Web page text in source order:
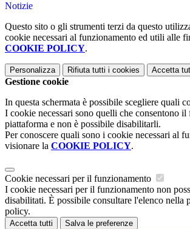
Notizie
Questo sito o gli strumenti terzi da questo
cookie necessari al funzionamento ed utili alle
COOKIE POLICY.
Personalizza Rifiuta tutti i cookies Accetta
Gestione cookie
In questa schermata è possibile scegliere quali
I cookie necessari sono quelli che consentono il
piattaforma e non è possibile disabilitarli.
Per conoscere quali sono i cookie necessari al
visionare la COOKIE POLICY.
Cookie necessari per il funzionamento
I cookie necessari per il funzionamento non
disabilitati. È possibile consultare l'elenco nella
policy.
Accetta tutti Salva le preferenze